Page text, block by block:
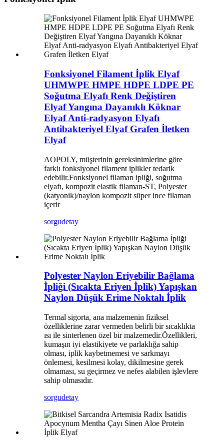
Fonksiyonel Filament İplik Elyaf
UHMWPE HMPE HDPE LDPE PE
Soğutma Elyafı Renk Değiştiren
Elyaf Yangına Dayanıklı Köknar
Elyaf Anti-radyasyon Elyafı
Antibakteriyel Elyaf Grafen İletken
Elyaf
AOPOLY, müşterinin gereksinimlerine göre
farklı fonksiyonel filament iplikler tedarik
edebilir.Fonksiyonel filaman ipliği, soğutma
elyafı, kompozit elastik filaman-ST, Polyester
(katyonik)/naylon kompozit süper ince filaman
içerir
sorgudetay
Polyester Naylon Eriyebilir Bağlama
İpliği (Sıcakta Eriyen İplik) Yapışkan
Naylon Düşük Erime Noktalı İplik
Termal sigorta, ana malzemenin fiziksel
özelliklerine zarar vermeden belirli bir sıcaklıkta
ısı ile sinterlenen özel bir malzemedir.Özellikleri,
kumaşın iyi elastikiyete ve parlaklığa sahip
olması, iplik kaybetmemesi ve sarkmayı
önlemesi, kesilmesi kolay, dikilmesine gerek
olmaması, su geçirmez ve nefes alabilen işlevlere
sahip olmasıdır.
sorgudetay